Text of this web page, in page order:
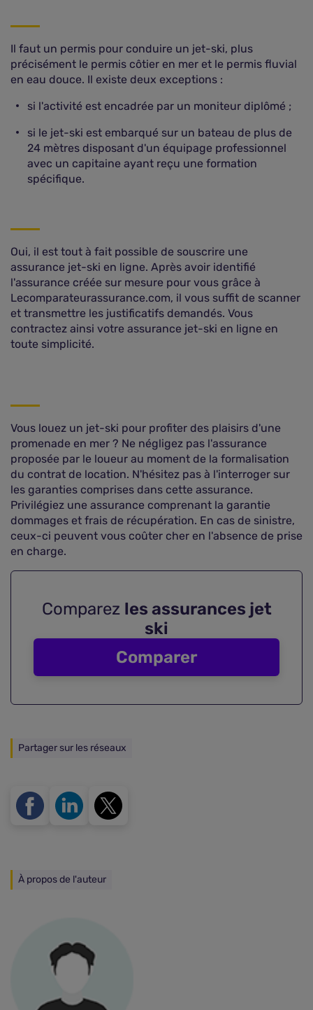
Il faut un permis pour conduire un jet-ski, plus
précisément le permis côtier en mer et le permis fluvial
en eau douce. Il existe deux exceptions :
si l'activité est encadrée par un moniteur diplômé ;
si le jet-ski est embarqué sur un bateau de plus de
24 mètres disposant d'un équipage professionnel
avec un capitaine ayant reçu une formation
spécifique.
Oui, il est tout à fait possible de souscrire une
assurance jet-ski en ligne. Après avoir identifié
l'assurance créée sur mesure pour vous grâce à
Lecomparateurassurance.com, il vous suffit de scanner
et transmettre les justificatifs demandés. Vous
contractez ainsi votre assurance jet-ski en ligne en
toute simplicité.
Vous louez un jet-ski pour profiter des plaisirs d'une
promenade en mer ? Ne négligez pas l'assurance
proposée par le loueur au moment de la formalisation
du contrat de location. N'hésitez pas à l'interroger sur
les garanties comprises dans cette assurance.
Privilégiez une assurance comprenant la garantie
dommages et frais de récupération. En cas de sinistre,
ceux-ci peuvent vous coûter cher en l'absence de prise
en charge.
Comparez les assurances jet
ski
Comparer
Partager sur les réseaux
À propos de l'auteur